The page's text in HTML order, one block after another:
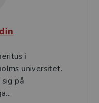
i
universitet.
på